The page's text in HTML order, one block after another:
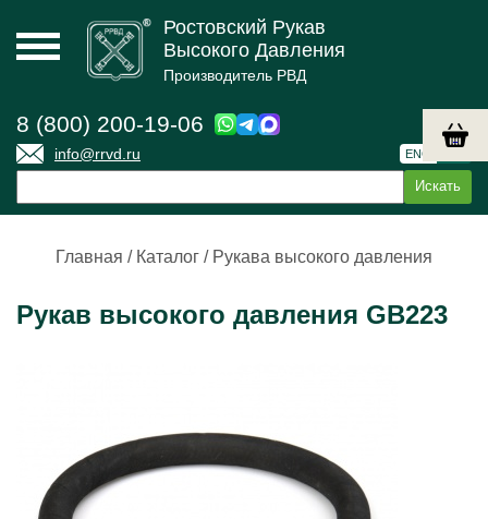
Ростовский Рукав
Высокого Давления
Производитель РВД
8 (800) 200-19-06
info@rrvd.ru ENG
Главная / Каталог / Рукава высокого давления
Рукав высокого давления GB223